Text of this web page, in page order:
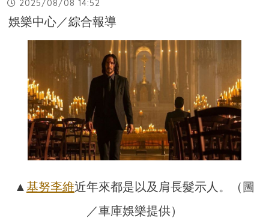
2025/08/08 14:52
娛樂中心／綜合報導
▲ 基努李維近年來都是以及肩長髮示人。（圖
／車庫娛樂提供）